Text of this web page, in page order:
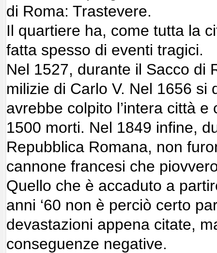
di Roma: Trastevere.
Il quartiere ha, come tutta la
fatta spesso di eventi tragici.
Nel 1527, durante il Sacco di
milizie di Carlo V. Nel 1656 si
avrebbe colpito l’intera città
1500 morti. Nel 1849 infine,
Repubblica Romana, non
cannone francesi che
Quello che è accaduto a
anni ‘60 non è perciò certo
devastazioni appena citate,
conseguenze negative.